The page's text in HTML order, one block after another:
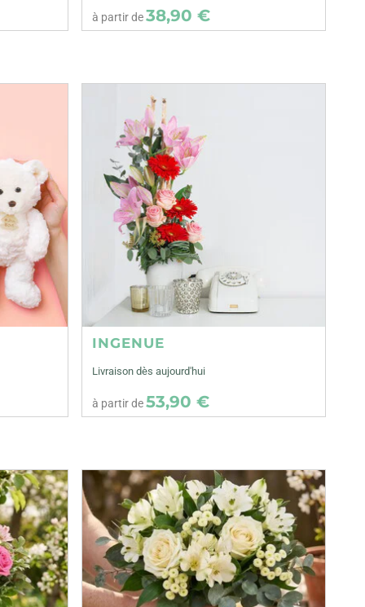
à partir de38,90 €
INGENUE
Livraison dès aujourd'hui
à partir de53,90 €